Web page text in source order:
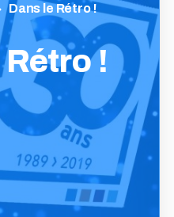
Rétro!
Dans le Rétro !